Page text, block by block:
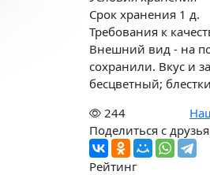
Срок хранения 1 д.
Требования к
Внешний вид - на
сохранили. Вкус и
бесцветный;
244
Поделиться с
Рейтинг